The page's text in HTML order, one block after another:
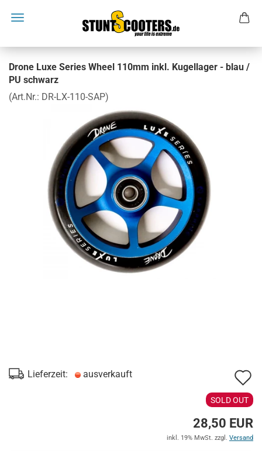
Drone Luxe Series Wheel 110mm inkl. Kugellager - blau /
PU schwarz
(Art.Nr.: DR-LX-110-SAP)
Lieferzeit: ausverkauft
SOLD OUT
28,50 EUR
inkl. 19% MwSt. zzgl. Versand